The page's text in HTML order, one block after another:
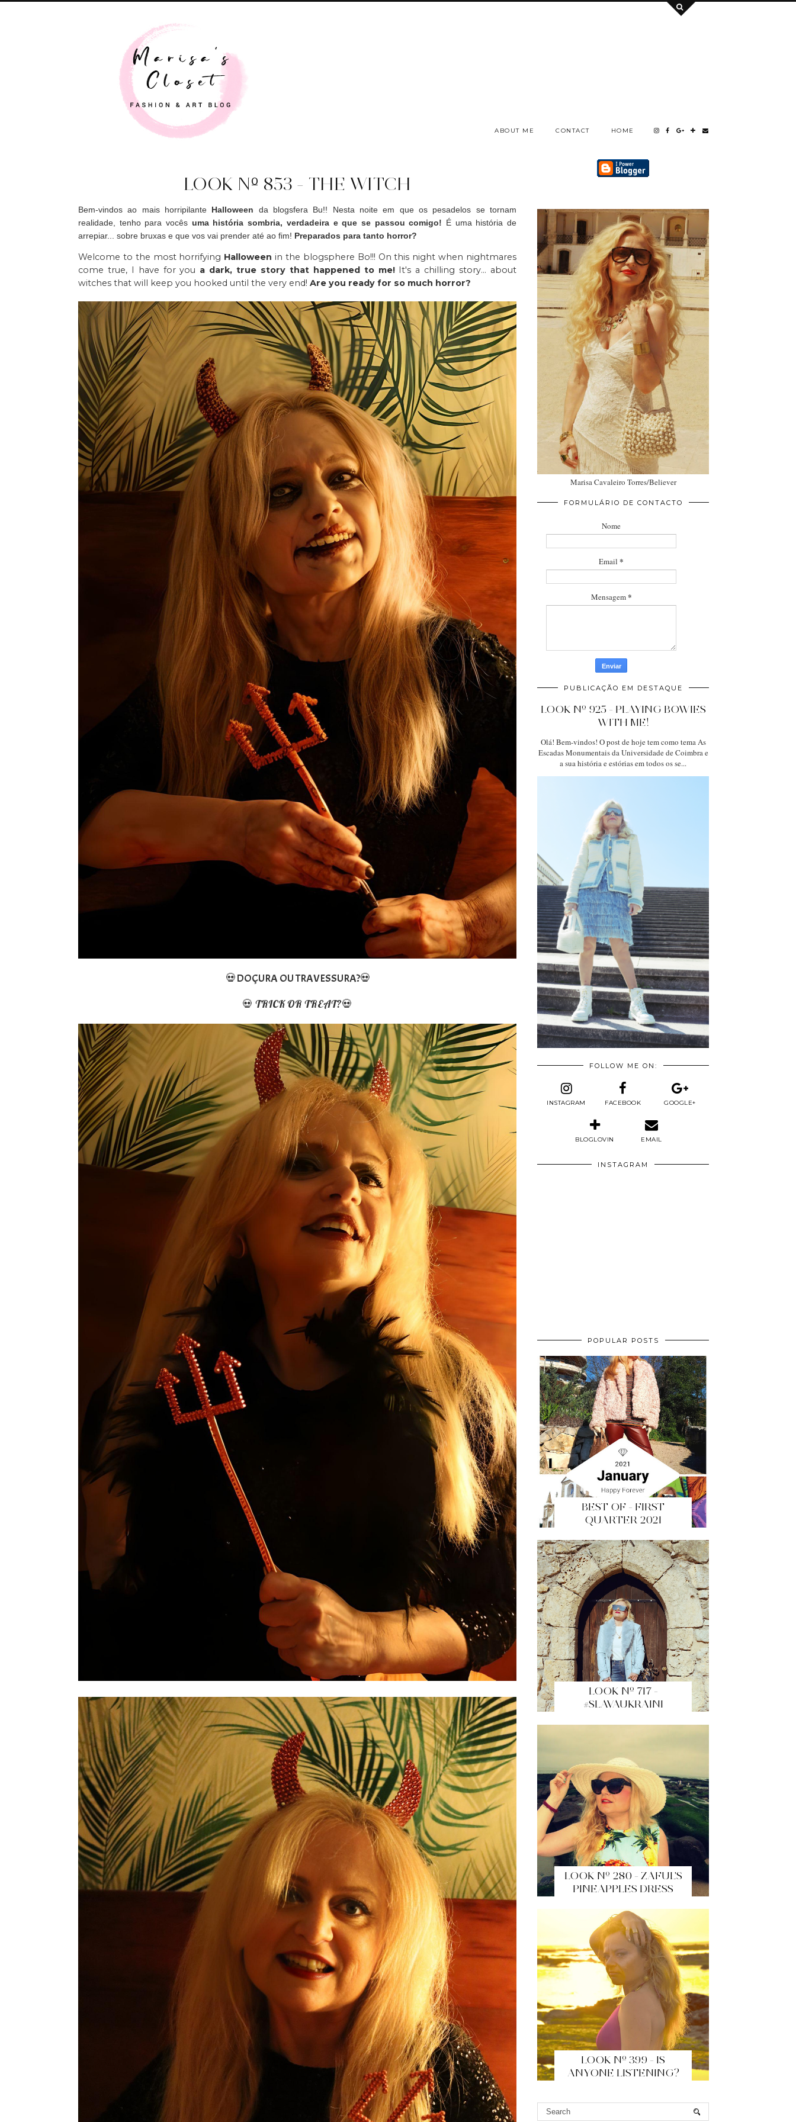
ABOUT ME CONTACT HOME
LOOK Nº 853 - THE WITCH
Bem-vindos ao mais horripilante Halloween da blogsfera Bu!! Nesta noite em que os pesadelos se tornam
realidade, tenho para vocês uma história sombria, verdadeira e que se passou comigo! É uma história de
arrepiar... sobre bruxas e que vos vai prender até ao fim! Preparados para tanto horror?
Welcome to the most horrifying Halloween in the blogsphere Bo!!! On this night when nightmares
come true, I have for you a dark, true story that happened to me!
It's a chilling story... about
witches that will keep you hooked until the very end! Are you ready for so much horror?
💀DOÇURA OU TRAVESSURA?💀
💀 TRICK OR TREAT?💀
Marisa Cavaleiro Torres/Believer
FORMULÁRIO DE CONTACTO
Nome
Email *
Mensagem*
PUBLICAÇÃO EM DESTAQUE
LOOK Nº 925 - PLAYING BOWIES
WITH ME!
Olá! Bem-vindos! O post de hoje tem como tema As
Escadas Monumentais da Universidade de Coimbra e
a sua história e estórias em todos os se...
FOLLOW ME ON:
INSTAGRAM FACEBOOK GOOGLE+
BLOGLOVIN EMAIL
INSTAGRAM
POPULAR POSTS
BEST OF - FIRST
QUARTER 2021
LOOK Nº 717 -
#SLAVAUKRAINI
LOOK Nº 280 - ZAFUL'S
PINEAPPLES DRESS
LOOK Nº 399 - IS
ANYONE LISTENING?